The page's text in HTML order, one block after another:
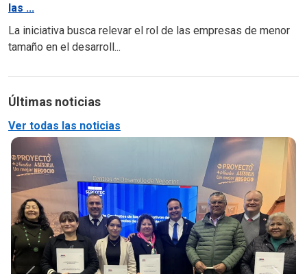
las ...
La iniciativa busca relevar el rol de las empresas de menor
tamaño en el desarroll...
Últimas noticias
Ver todas las noticias